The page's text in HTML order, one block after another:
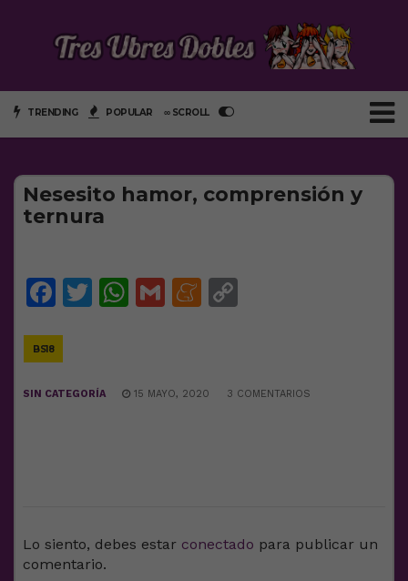
TRENDING POPULAR ∞ SCROLL
Nesesito hamor, comprensión y
ternura
Facebook
Twitter
WhatsApp
GmailMeneame
BS18
SIN CATEGORÍA 15 MAYO, 2020 3 COMENTARIOS
Lo siento, debes estar conectado para publicar un
comentario.